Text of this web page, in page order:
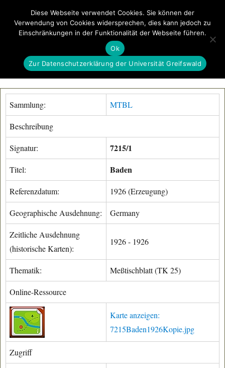
GeoGREIF MENÜ
Sammlung: MTBL
Beschreibung
Signatur: 7215/1
Titel: Baden
Referenzdatum: 1926 (Erzeugung)
Geographische Ausdehnung: Germany
Zeitliche Ausdehnung
(historische Karten):
1926 - 1926
Thematik: Meßtischblatt (TK 25)
Online-Ressource
Karte anzeigen:
7215Baden1926Kopie.jpg
Zugriff
Diese Webseite verwendet Cookies. Sie können der
Verwendung von Cookies widersprechen, dies kann jedoch zu
Einschränkungen in der Funktionalität der Webseite führen.
Ok
Zur Datenschutzerklärung der Universität Greifswald